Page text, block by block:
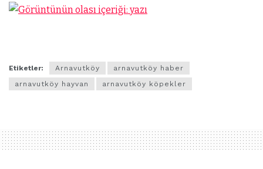
Etiketler: Arnavutköy
arnavutköy haber
arnavutköy hayvan
arnavutköy köpekler